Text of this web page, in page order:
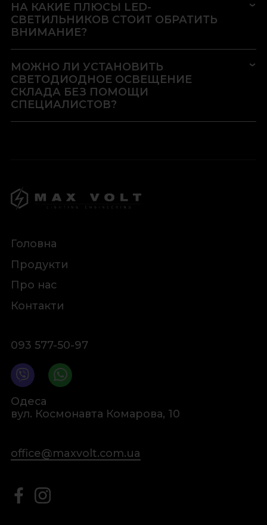
НА КАКИЕ ПЛЮСЫ LED-
СВЕТИЛЬНИКОВ СТОИТ ОБРАТИТЬ
ВНИМАНИЕ?
МОЖНО ЛИ УСТАНОВИТЬ
СВЕТОДИОДНОЕ ОСВЕЩЕНИЕ
СКЛАДА БЕЗ ПОМОЩИ
СПЕЦИАЛИСТОВ?
Головна
Продукти
Про нас
Контакти
093 577-50-97
Одеса
вул. Космонавта Комарова, 10
office@maxvolt.com.ua